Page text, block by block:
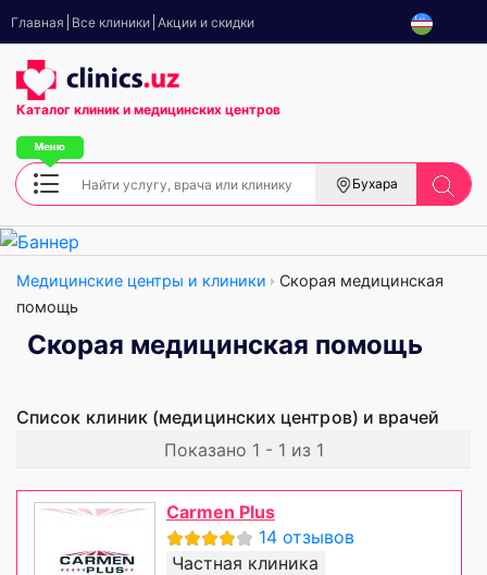
Главная Все клиники Акции и скидки
Каталог клиник и медицинских центров
Бухара
Медицинские центры и клиники
Скорая медицинская
помощь
Скорая медицинская помощь
Список клиник (медицинских центров) и врачей
Показано 1 - 1 из 1
Carmen Plus
14 отзывов
Частная клиника